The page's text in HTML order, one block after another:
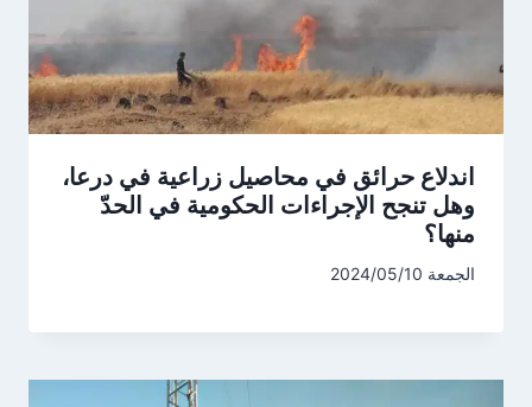
اندلاع حرائق في محاصيل زراعية في درعا،
وهل تنجح الإجراءات الحكومية في الحدّ
منها؟
الجمعة 2024/05/10